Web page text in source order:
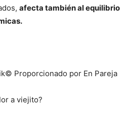
afecta también al equilibrio
Proporcionado por En Pareja
a viejito?